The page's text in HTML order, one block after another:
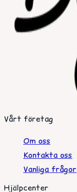
Vårt företag
Om oss
Kontakta oss
Vanliga frågor
Hjälpcenter